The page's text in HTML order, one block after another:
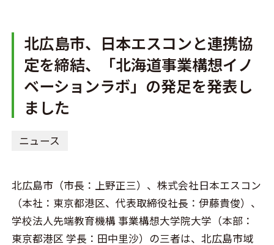
北広島市、日本エスコンと連携協
定を締結、「北海道事業構想イノ
ベーションラボ」の発足を発表し
ました
ニュース
北広島市（市長：上野正三）、株式会社日本エスコン
（本社：東京都港区、代表取締役社長：伊藤貴俊）、
学校法人先端教育機構 事業構想大学院大学（本部：
東京都港区 学長：田中里沙）の三者は、北広島市域